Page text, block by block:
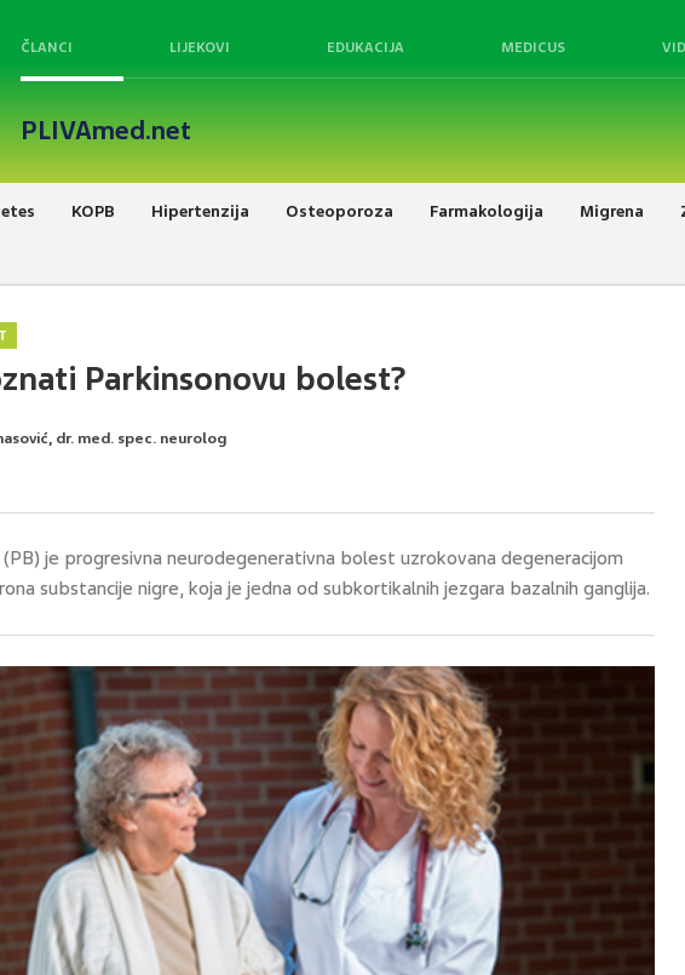
ČLANCI LIJEKOVI EDUKACIJA MEDICUS
PLIVAmed.net
KOPB Hipertenzija Osteoporoza Farmakologija Migrena
Parkinsonovu bolest?
dr. med. spec. neurolog
je progresivna neurodegenerativna bolest uzrokovana degeneracijom
substancije nigre, koja je jedna od subkortikalnih jezgara bazalnih ganglija.